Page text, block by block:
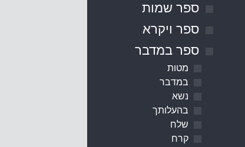
ספר שמות
ספר ויקרא
ספר במדבר
מטות
במדבר
נשא
בהעלותך
שלח
קרח